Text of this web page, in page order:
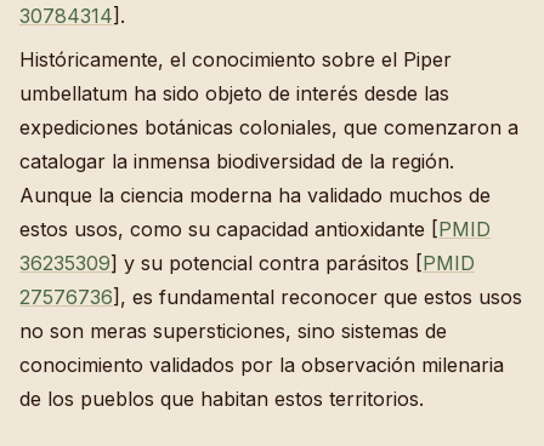
30784314].
Históricamente, el conocimiento sobre el Piper
umbellatum ha sido objeto de interés desde las
expediciones botánicas coloniales, que comenzaron a
catalogar la inmensa biodiversidad de la región.
Aunque la ciencia moderna ha validado muchos de
estos usos, como su capacidad antioxidante [PMID
36235309] y su potencial contra parásitos [PMID
27576736], es fundamental reconocer que estos usos
no son meras supersticiones, sino sistemas de
conocimiento validados por la observación milenaria
de los pueblos que habitan estos territorios.